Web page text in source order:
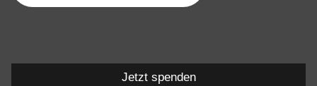
Jetzt spenden